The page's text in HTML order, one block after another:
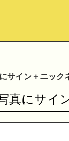
サイン＋ニック
真にサイ